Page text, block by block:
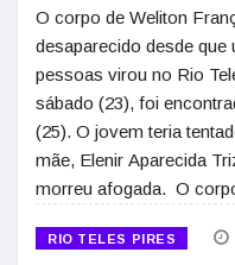
O corpo de Weliton
desaparecido desde
pessoas virou no Rio
sábado (23), foi
(25). O jovem teria
mãe, Elenir Aparecida
morreu afogada. O
RIO TELES PIRES